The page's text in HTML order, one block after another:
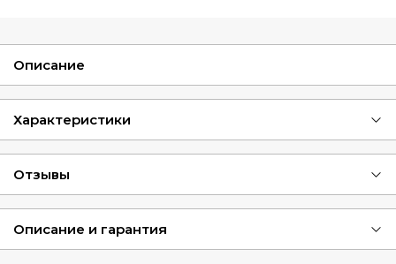
Описание
Характеристики
Отзывы
Описание и гарантия